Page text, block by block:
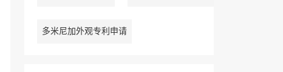
多米尼加外观专利申请